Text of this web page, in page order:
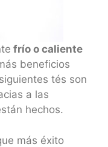
frío o caliente
beneficios
tés son
a las
hechos.
más éxito